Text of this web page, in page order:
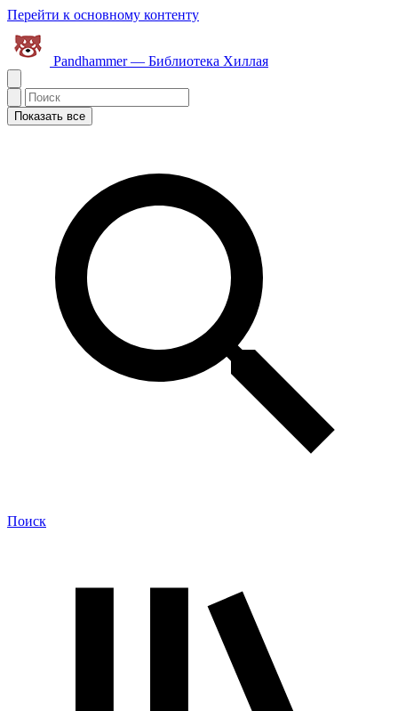
Перейти к основному контенту
Pandhammer — Библиотека Хиллая
Показать все
Поиск